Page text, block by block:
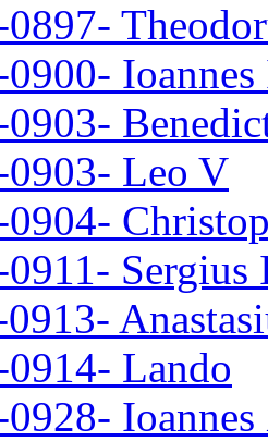
0903- Leo V
0911- Sergius
Lando